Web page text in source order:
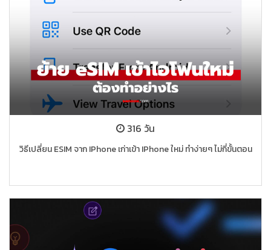
316 วัน
วิธีเปลี่ยน ESIM จาก IPhone เก่าเข้า IPhone ใหม่ ทำง่ายๆ ไม่กี่ขั้นตอน